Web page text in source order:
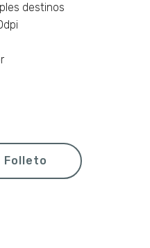
destinos
Folleto